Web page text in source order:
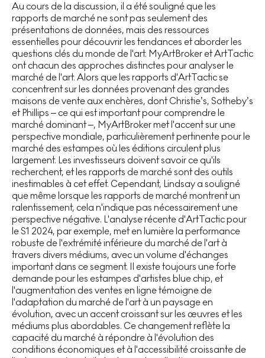
Au cours de la discussion, il a été souligné que les
rapports de marché ne sont pas seulement des
présentations de données, mais des ressources
essentielles pour découvrir les tendances et aborder les
questions clés du monde de l'art. MyArtBroker et ArtTactic
ont chacun des approches distinctes pour analyser le
marché de l'art. Alors que les rapports d'ArtTactic se
concentrent sur les données provenant des grandes
maisons de vente aux enchères, dont Christie’s, Sotheby’s
et Phillips – ce qui est important pour comprendre le
marché dominant –, MyArtBroker met l'accent sur une
perspective mondiale, particulièrement pertinente pour le
marché des estampes où les éditions circulent plus
largement. Les investisseurs doivent savoir ce qu'ils
recherchent, et les rapports de marché sont des outils
inestimables à cet effet. Cependant, Lindsay a souligné
que même lorsque les rapports de marché montrent un
ralentissement, cela n'indique pas nécessairement une
perspective négative. L'analyse récente d'ArtTactic pour
le S1 2024, par exemple, met en lumière la performance
robuste de l'extrémité inférieure du marché de l'art à
travers divers médiums, avec un volume d'échanges
important dans ce segment. Il existe toujours une forte
demande pour les estampes d'artistes blue chip, et
l'augmentation des ventes en ligne témoigne de
l'adaptation du marché de l'art à un paysage en
évolution, avec un accent croissant sur les œuvres et les
médiums plus abordables. Ce changement reflète la
capacité du marché à répondre à l'évolution des
conditions économiques et à l'accessibilité croissante de